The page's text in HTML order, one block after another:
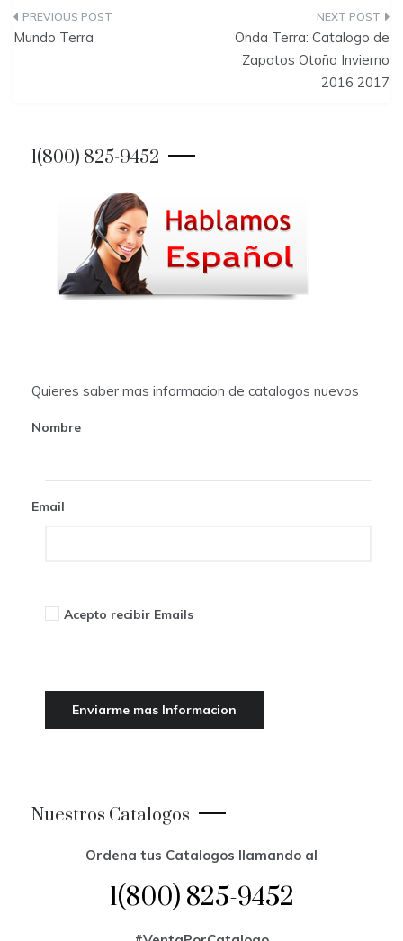
P
Mundo Terra
Onda Terra: Catalogo de
Zapatos Otoño Invierno
2016 2017
1(800) 825-9452
Quieres saber mas informacion de catalogos nuevos
Nombre
Email
Acepto recibir Emails
Nuestros Catalogos
Ordena tus Catalogos llamando al
1(800) 825-9452